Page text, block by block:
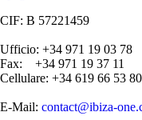
CIF: B 57221459
Ufficio: +34 971 19 03 78
Fax: +34 971 19 37 11
Cellulare: +34 619 66 53 80
E-Mail: contact@ibiza-